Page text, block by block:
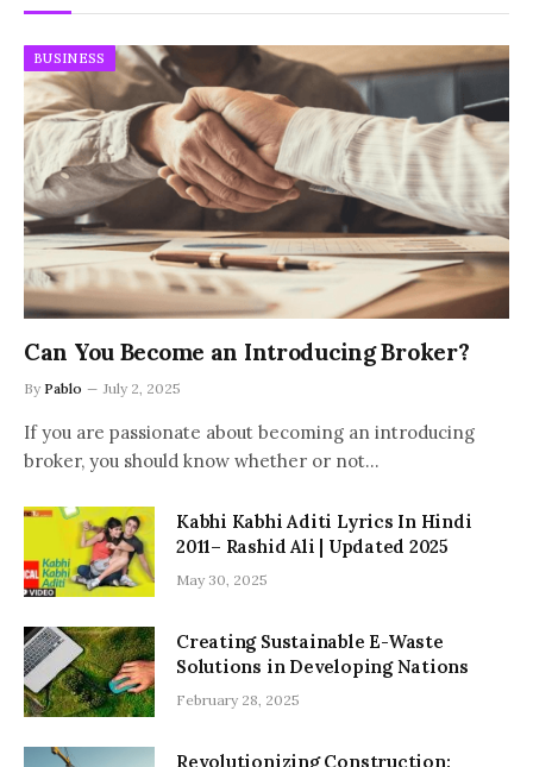
BUSINESS
Can You Become an Introducing Broker?
By Pablo July 2, 2025
If you are passionate about becoming an introducing
broker, you should know whether or not…
Kabhi Kabhi Aditi Lyrics In Hindi
2011– Rashid Ali | Updated 2025
May 30, 2025
Creating Sustainable E-Waste
Solutions in Developing Nations
February 28, 2025
Revolutionizing Construction: